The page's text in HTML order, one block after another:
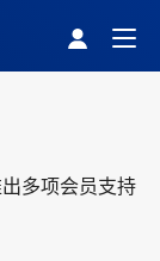
多项会员支持